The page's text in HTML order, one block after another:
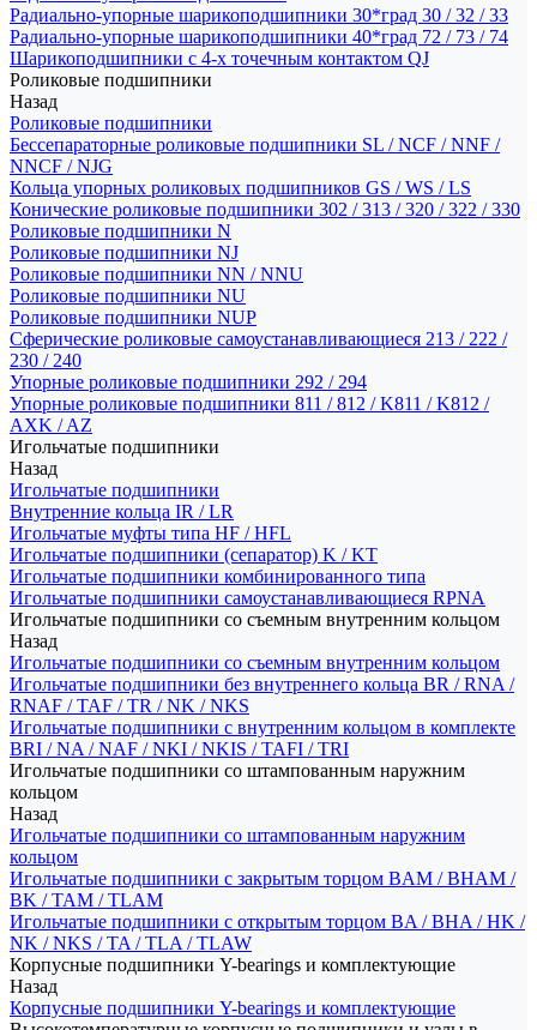
Радиально-упорные шарикоподшипники 30*град 30 / 32 / 33
Радиально-упорные шарикоподшипники 40*град 72 / 73 / 74
Шарикоподшипники с 4-х точечным контактом QJ
Роликовые подшипники
Назад
Роликовые подшипники
Бессепараторные роликовые подшипники SL / NCF / NNF /
NNCF / NJG
Кольца упорных роликовых подшипников GS / WS / LS
Конические роликовые подшипники 302 / 313 / 320 / 322 / 330
Роликовые подшипники N
Роликовые подшипники NJ
Роликовые подшипники NN / NNU
Роликовые подшипники NU
Роликовые подшипники NUP
Сферические роликовые самоустанавливающиеся 213 / 222 /
230 / 240
Упорные роликовые подшипники 292 / 294
Упорные роликовые подшипники 811 / 812 / K811 / K812 /
AXK / AZ
Игольчатые подшипники
Назад
Игольчатые подшипники
Внутренние кольца IR / LR
Игольчатые муфты типа HF / HFL
Игольчатые подшипники (сепаратор) K / KT
Игольчатые подшипники комбинированного типа
Игольчатые подшипники самоустанавливающиеся RPNA
Игольчатые подшипники со съемным внутренним кольцом
Назад
Игольчатые подшипники со съемным внутренним кольцом
Игольчатые подшипники без внутреннего кольца BR / RNA /
RNAF / TAF / TR / NK / NKS
Игольчатые подшипники с внутренним кольцом в комплекте
BRI / NA / NAF / NKI / NKIS / TAFI / TRI
Игольчатые подшипники со штампованным наружним
кольцом
Назад
Игольчатые подшипники со штампованным наружним
кольцом
Игольчатые подшипники с закрытым торцом BAM / BHAM /
BK / TAM / TLAM
Игольчатые подшипники с открытым торцом BA / BHA / HK /
NK / NKS / TA / TLA / TLAW
Корпусные подшипники Y-bearings и комплектующие
Назад
Корпусные подшипники Y-bearings и комплектующие